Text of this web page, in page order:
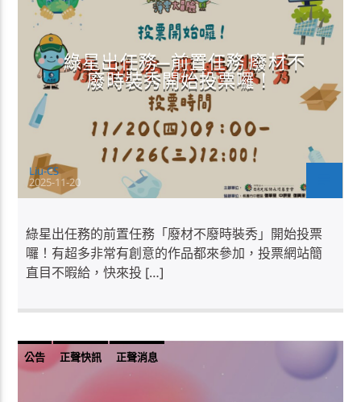
綠星出任務─前置任務 廢材不
廢時裝秀開始投票囉！
Liu-CS
2025-11-20
綠星出任務的前置任務「廢材不廢時裝秀」開始投票
囉！有超多非常有創意的作品都來參加，投票網站簡
直目不暇給，快來投 […]
公告 正聲快訊 正聲消息